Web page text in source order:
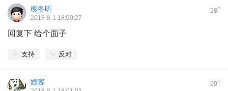
28#
柳冬昕
2018-8-1 18:00:27
回复下 给个面子
支持 反对
29#
嫖客